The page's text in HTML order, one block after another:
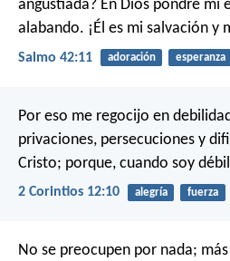
angustiada? En Dios pondré mi
alabando. ¡Él es mi salvación y
Salmo 42:11 adoración esperanza
Por eso me regocijo en
privaciones, persecuciones y
Cristo; porque, cuando soy
2 Corintios 12:10 alegría fuerza
No se preocupen por nada;